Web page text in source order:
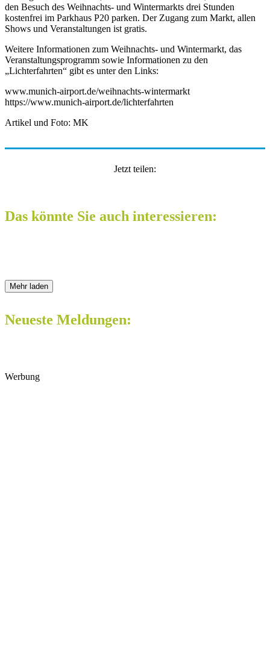
den Besuch des Weihnachts- und Wintermarkts drei Stunden
kostenfrei im Parkhaus P20 parken. Der Zugang zum Markt, allen
Shows und Veranstaltungen ist gratis.
Weitere Informationen zum Weihnachts- und Wintermarkt, das
Veranstaltungsprogramm sowie Informationen zu den
„Lichterfahrten“ gibt es unter den Links:
www.munich-airport.de/weihnachts-wintermarkt
https://www.munich-airport.de/lichterfahrten
Artikel und Foto: MK
Jetzt teilen:
Das könnte Sie auch interessieren:
Mehr laden
Neueste Meldungen:
Werbung